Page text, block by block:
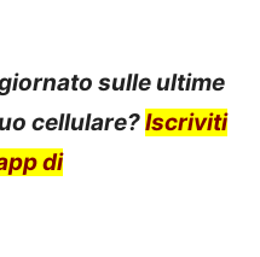
sulle ultime
cellulare?Iscriviti
di